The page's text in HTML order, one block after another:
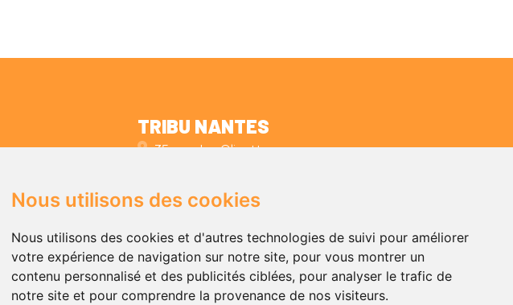
Nous utilisons des cookies
Nous utilisons des cookies et d'autres technologies de suivi pour améliorer
votre expérience de navigation sur notre site, pour vous montrer un
contenu personnalisé et des publicités ciblées, pour analyser le trafic de
notre site et pour comprendre la provenance de nos visiteurs.
TRIBU NANTES
35 rue des Olivettes
+33 (0)2 59 10 11 40
admin.nantes@tribu.coop